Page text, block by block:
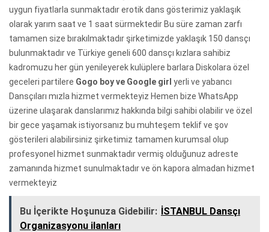
uygun fiyatlarla sunmaktadır erotik dans gösterimiz yaklaşık
olarak yarım saat ve 1 saat sürmektedir Bu süre zaman zarfı
tamamen size bırakılmaktadır şirketimizde yaklaşık 150 dansçı
bulunmaktadır ve Türkiye geneli 600 dansçı kızlara sahibiz
kadromuzu her gün yenileyerek kulüplere barlara Diskolara özel
geceleri partilere Gogo boy ve Google girl yerli ve yabancı
Dansçıları mızla hizmet vermekteyiz Hemen bize WhatsApp
üzerine ulaşarak danslarımız hakkında bilgi sahibi olabilir ve özel
bir gece yaşamak istiyorsanız bu muhteşem teklif ve şov
gösterileri alabilirsiniz şirketimiz tamamen kurumsal olup
profesyonel hizmet sunmaktadır vermiş olduğunuz adreste
zamanında hizmet sunulmaktadır ve ön kapora almadan hizmet
vermekteyiz
Bu İçerikte Hoşunuza Gidebilir: İSTANBUL Dansçı
Organizasyonu ilanları